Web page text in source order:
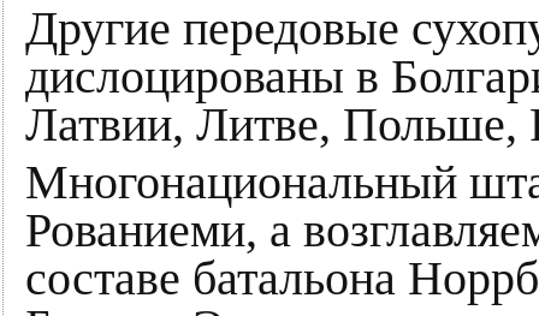
Другие передовые
дислоцированы в
Латвии, Литве,
Многонациональный
Рованиеми, а
составе батальона